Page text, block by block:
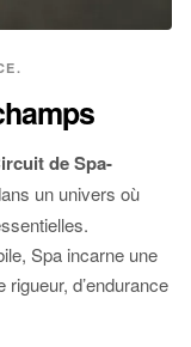
de Spa-
un univers où
Spa incarne une
rigueur, d’endurance